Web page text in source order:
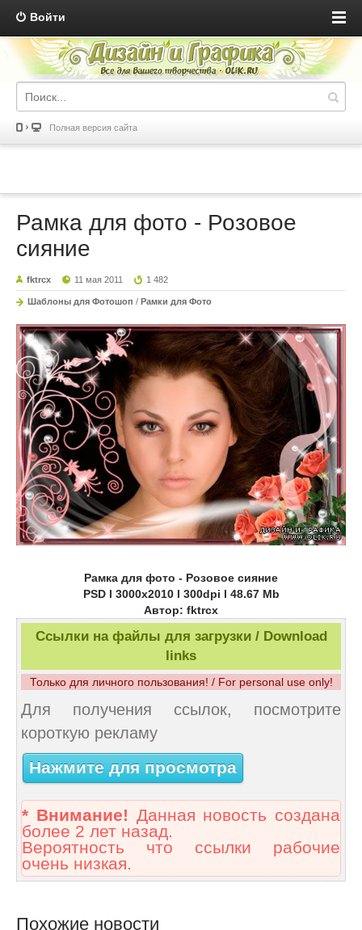
Войти
Полная версия сайта
Рамка для фото - Розовое
сияние
fktrcx 11 мая 2011 1 482
Шаблоны для Фотошоп / Рамки для Фото
Рамка для фото - Розовое сияние
PSD l 3000x2010 l 300dpi l 48.67 Mb
Автор: fktrcx
Ссылки на файлы для загрузки / Download
links
Только для личного пользования! / For personal use only!
Для получения ссылок, посмотрите
короткую рекламу
Нажмите для просмотра
* Внимание! Данная новость создана
более 2 лет назад.
Вероятность что ссылки рабочие
очень низкая.
Похожие новости